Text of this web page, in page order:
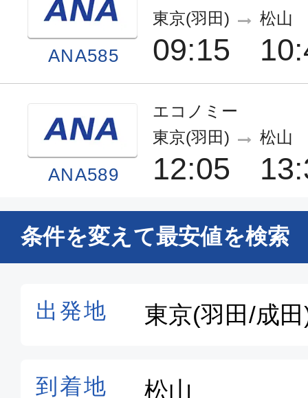
ANA585
東京(羽田)
09:15
松山
ANA589
エコノミー
東京(羽田)
12:05
松山
普通席
東京(成田)
条件を変えて最安値を検索